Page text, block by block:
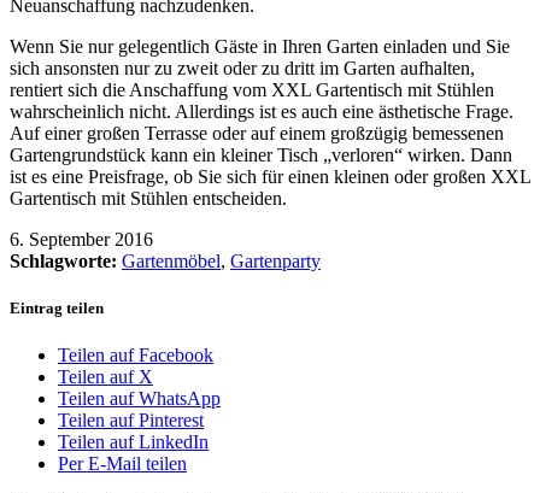
Neuanschaffung nachzudenken.
Wenn Sie nur gelegentlich Gäste in Ihren Garten einladen und Sie
sich ansonsten nur zu zweit oder zu dritt im Garten aufhalten,
rentiert sich die Anschaffung vom XXL Gartentisch mit Stühlen
wahrscheinlich nicht. Allerdings ist es auch eine ästhetische Frage.
Auf einer großen Terrasse oder auf einem großzügig bemessenen
Gartengrundstück kann ein kleiner Tisch „verloren“ wirken. Dann
ist es eine Preisfrage, ob Sie sich für einen kleinen oder großen XXL
Gartentisch mit Stühlen entscheiden.
6. September 2016
Schlagworte: Gartenmöbel, Gartenparty
Eintrag teilen
Teilen auf Facebook
Teilen auf X
Teilen auf WhatsApp
Teilen auf Pinterest
Teilen auf LinkedIn
Per E-Mail teilen